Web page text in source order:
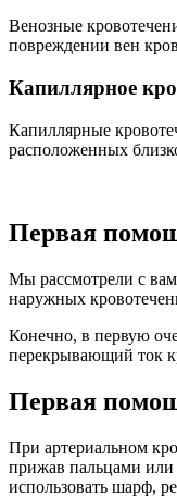
Венозные
повреждении вен
Капиллярное
Капиллярные
расположенных
Первая
Мы рассмотрели с
наружных
Конечно, в первую
перекрывающий ток
Первая
При артериальном
прижав пальцами или
использовать шарф,